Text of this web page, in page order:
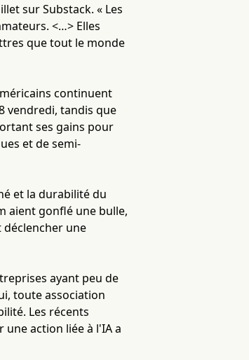
sur Substack. « Les
<…> Elles
que tout le monde
continuent
vendredi, tandis que
ses gains pour
et de semi-
et la durabilité du
aient gonflé une bulle,
une
ayant peu de
toute association
Les récents
action liée à l'IA a